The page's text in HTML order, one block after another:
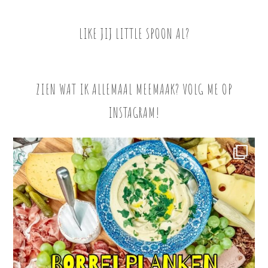
LIKE JIJ LITTLE SPOON AL?
ZIEN WAT IK ALLEMAAL MEEMAAK? VOLG ME OP
INSTAGRAM!